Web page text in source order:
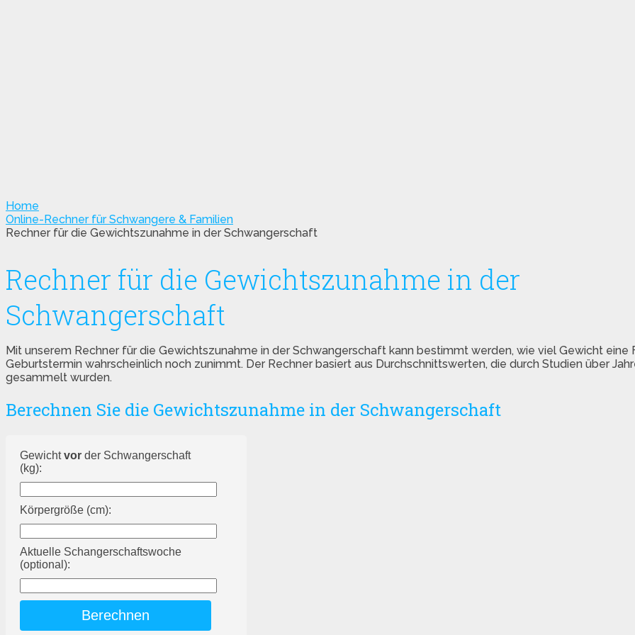
Home
Online-Rechner für Schwangere & Familien
Rechner für die Gewichtszunahme in der Schwangerschaft
Rechner für die Gewichtszunahme in der
Schwangerschaft
Mit unserem Rechner für die Gewichtszunahme in der Schwangerschaft kann bestimmt werden, wie viel Gewicht eine
Geburtstermin wahrscheinlich noch zunimmt. Der Rechner basiert aus Durchschnittswerten, die durch Studien über
gesammelt wurden.
Berechnen Sie die Gewichtszunahme in der Schwangerschaft
Gewichtvor der Schwangerschaft
(kg):
Körpergröße (cm):
Aktuelle Schangerschaftswoche
(optional):
Berechnen